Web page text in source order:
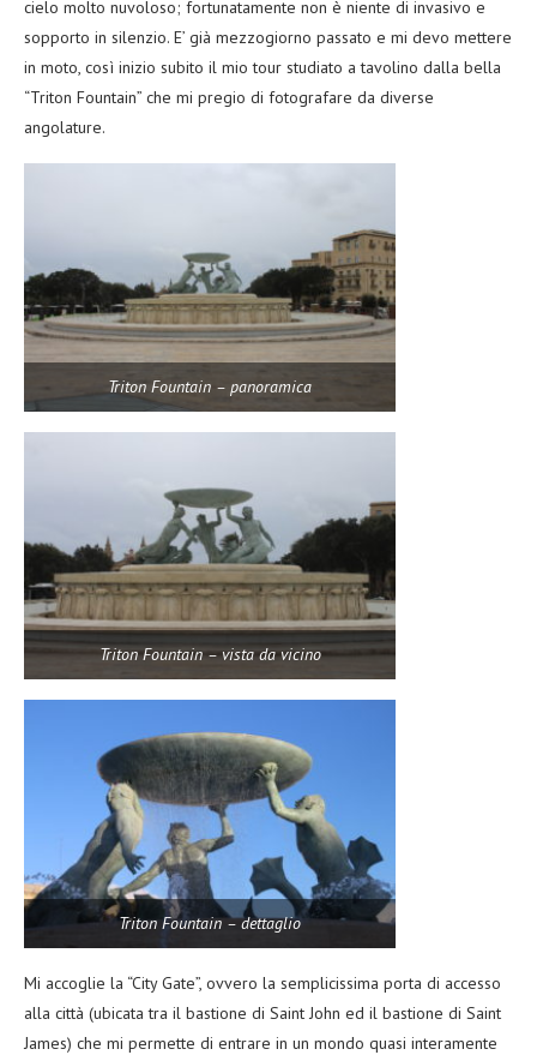
cielo molto nuvoloso; fortunatamente non è niente di invasivo e
sopporto in silenzio. E’ già mezzogiorno passato e mi devo mettere
in moto, così inizio subito il mio tour studiato a tavolino dalla bella
“Triton Fountain” che mi pregio di fotografare da diverse
angolature.
Triton Fountain – panoramica
Triton Fountain – vista da vicino
Triton Fountain – dettaglio
Mi accoglie la “City Gate”, ovvero la semplicissima porta di accesso
alla città (ubicata tra il bastione di Saint John ed il bastione di Saint
James) che mi permette di entrare in un mondo quasi interamente